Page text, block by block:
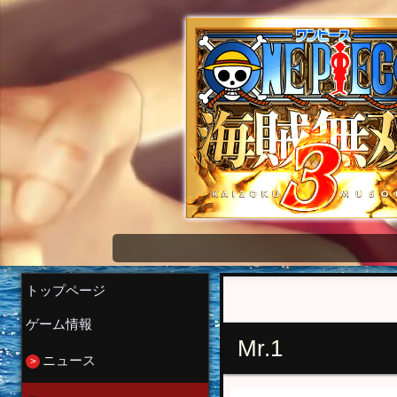
ワンピース海賊無双3 wiki
Mr.1
トップページ
ゲーム情報
ニュース